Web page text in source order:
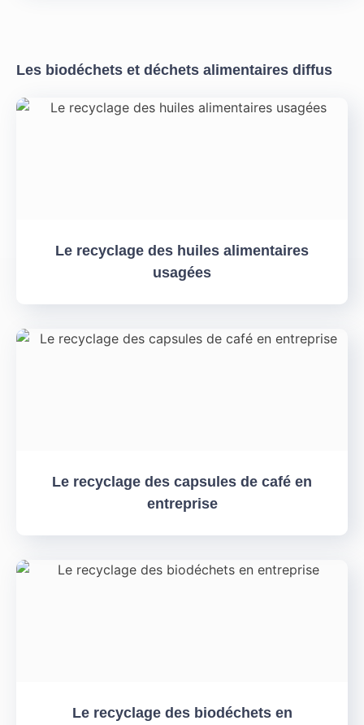
Les biodéchets et déchets alimentaires diffus
Le recyclage des huiles alimentaires
usagées
Le recyclage des capsules de café en
entreprise
Le recyclage des biodéchets en